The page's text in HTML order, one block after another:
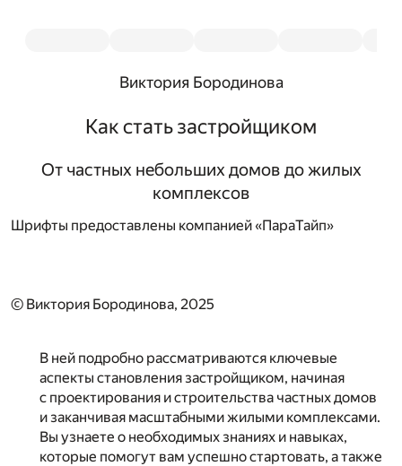
Виктория Бородинова
Как стать застройщиком
От частных небольших домов до жилых
комплексов
Шрифты предоставлены компанией «ПараТайп»
© Виктория Бородинова, 2025
В ней подробно рассматриваются ключевые
аспекты становления застройщиком, начиная
с проектирования и строительства частных домов
и заканчивая масштабными жилыми комплексами.
Вы узнаете о необходимых знаниях и навыках,
которые помогут вам успешно стартовать, а также